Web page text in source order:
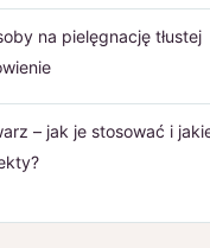
na pielęgnację tłustej
– jak je stosować i